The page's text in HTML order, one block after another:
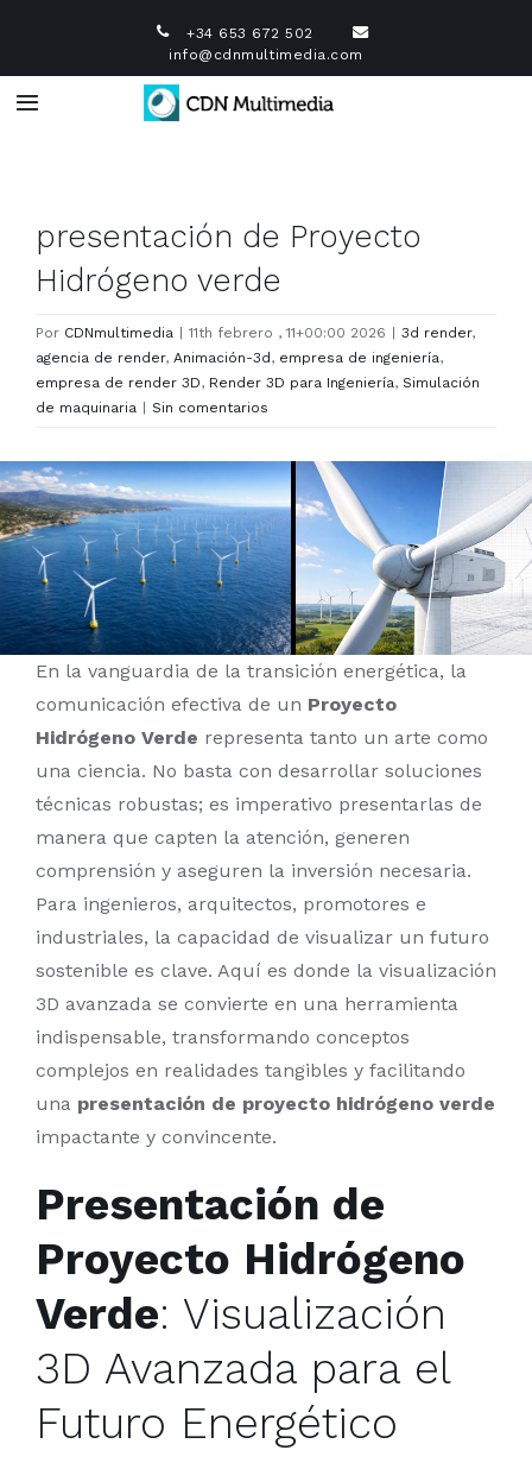
contenido
+34 653 672 502
info@cdnmultimedia.com
Toggle
Diseño industrial 3D
Animación 3D
Diseño Web
Tours Virtuales
Blog
Contacto
presentación de Proyecto
Hidrógeno verde
Por CDNmultimedia 11th febrero , 11+00:00 2026 3d render,
agencia de render, Animación-3d, empresa de ingeniería,
empresa de render 3D, Render 3D para Ingeniería, Simulación
de maquinaria
Sin comentarios
En la vanguardia de la transición energética, la
comunicación efectiva de un Proyecto
Hidrógeno Verde representa tanto un arte como
una ciencia. No basta con desarrollar soluciones
técnicas robustas; es imperativo presentarlas de
manera que capten la atención, generen
comprensión y aseguren la inversión necesaria.
Para ingenieros, arquitectos, promotores e
industriales, la capacidad de visualizar un futuro
sostenible es clave. Aquí es donde la visualización
3D avanzada se convierte en una herramienta
indispensable, transformando conceptos
complejos en realidades tangibles y facilitando
una presentación de proyecto hidrógeno verde
impactante y convincente.
Presentación de
Proyecto Hidrógeno
Verde: Visualización
3D Avanzada para el
Futuro Energético